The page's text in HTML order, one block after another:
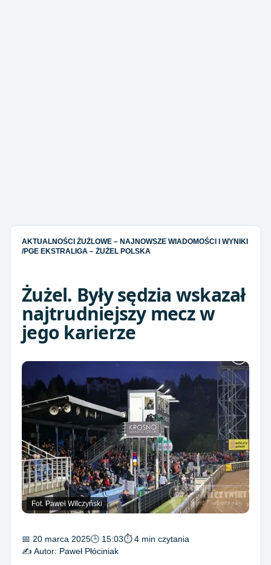
AKTUALNOŚCI ŻUŻLOWE – NAJNOWSZE WIADOMOŚCI I WYNIKI
/PGE EKSTRALIGA – ŻUŻEL POLSKA
Żużel. Były sędzia wskazał
najtrudniejszy mecz w
jego karierze
Fot. Paweł Wilczyński
📅 20 marca 2025🕒 15:03⏱ 4 min czytania
✍️ Autor: Paweł Płóciniak